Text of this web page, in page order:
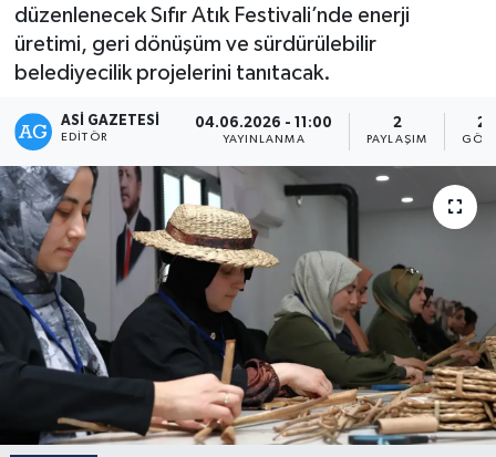
düzenlenecek Sıfır Atık Festivali’nde enerji
üretimi, geri dönüşüm ve sürdürülebilir
belediyecilik projelerini tanıtacak.
ASI GAZETESI
EDITÖR
04.06.2026 - 11:00
YAYINLANMA
2
PAYLAŞIM